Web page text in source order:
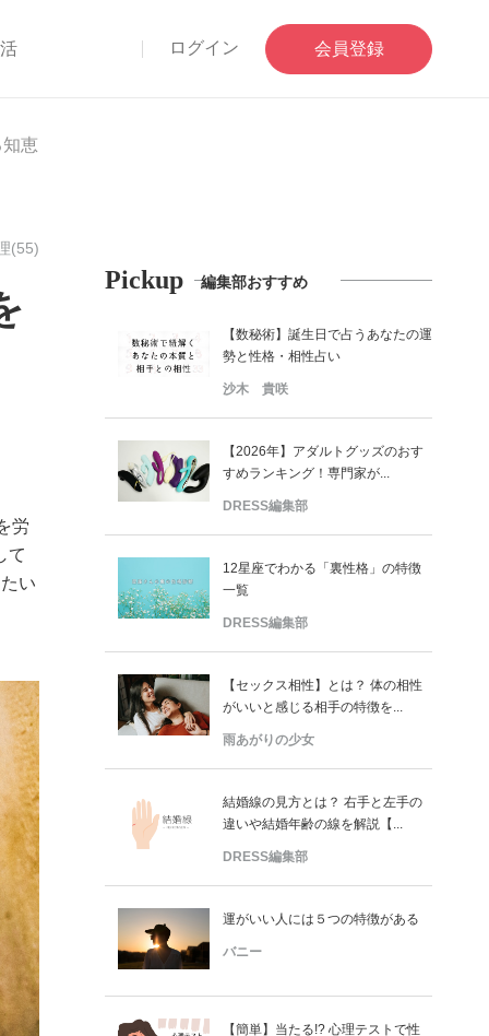
ログイン 会員登録
恵
(55)
労
て
い
Pickup 編集部おすすめ
【数秘術】誕生日で占うあなたの運
勢と性格・相性占い
沙木 貴咲
【2026年】アダルトグッズのおす
すめランキング！専門家が...
DRESS編集部
12星座でわかる「裏性格」の特徴
一覧
DRESS編集部
【セックス相性】とは？ 体の相性
がいいと感じる相手の特徴を...
雨あがりの少女
結婚線の見方とは？ 右手と左手の
違いや結婚年齢の線を解説【...
DRESS編集部
運がいい人には５つの特徴がある
バニー
【簡単】当たる!? 心理テストで性